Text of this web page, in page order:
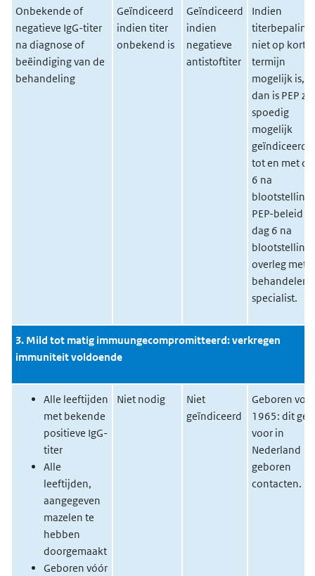
Onbekende of
negatieve IgG-titer
na diagnose of
beëindiging van de
behandeling
Geïndiceerd
indien titer
onbekend is
Geïndiceerd
indien
negatieve
antistoftiter
Indien
titerbepaling
niet op korte
termijn
mogelijk is,
dan is PEP zo
spoedig
mogelijk
geïndiceerd
tot en met
6 na
blootstelling.
PEP-beleid
dag 6 na
blootstelling
overleg met
behandelend
specialist.
3. Mild tot matig immuungecompromitteerd: verkregen
immuniteit voldoende
Alle leeftijden
met bekende
positieve IgG-
titer
Alle
leeftijden,
aangegeven
mazelen te
hebben
doorgemaakt
Geboren vóór
Niet nodig
Niet
geïndiceerd
Geboren voor
1965: dit
voor in
Nederland
geboren
contacten.